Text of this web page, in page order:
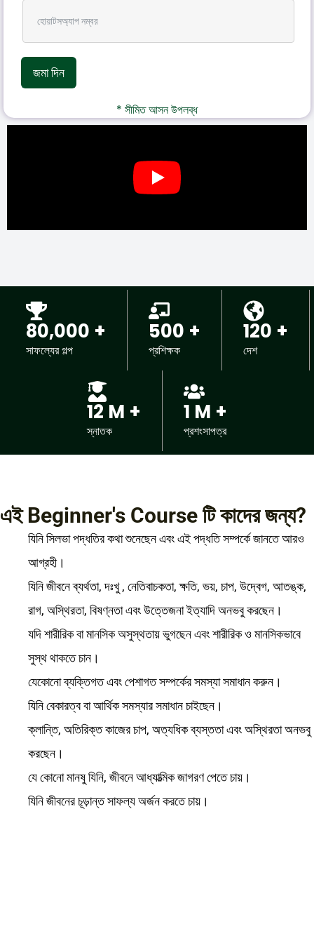
জমা দিন
* সীমিত আসন উপলব্ধ
80,000 +
সাফল্যের গল্প
500 +
প্রশিক্ষক
120 +
দেশ
12 M +
স্নাতক
1 M +
প্রশংসাপত্র
এই Beginner's Course টি কাদের জন্য?
যিনি সিলভা পদ্ধতির কথা শুনেছেন এবং এই পদ্ধতি সম্পর্কে জানতে আরও
আগ্রহী।
যিনি জীবনে ব্যর্থতা, দঃখু , নেতিবাচকতা, ক্ষতি, ভয়, চাপ, উদ্বেগ, আতঙ্ক,
রাগ, অস্থিরতা, বিষণ্নতা এবং উত্তেজনা ইত্যাদি অনভবু করছেন।
যদি শারীরিক বা মানসিক অসুস্থতায় ভুগছেন এবং শারীরিক ও মানসিকভাবে
সুস্থ থাকতে চান।
যেকোনো ব্যক্তিগত এবং পেশাগত সম্পর্কের সমস্যা সমাধান করুন।
যিনি বেকারত্ব বা আর্থিক সমস্যার সমাধান চাইছেন।
ক্লান্তি, অতিরিক্ত কাজের চাপ, অত্যধিক ব্যস্ততা এবং অস্থিরতা অনভবু
করছেন।
যে কোনো মানষু যিনি, জীবনে আধ্যাত্মিক জাগরণ পেতে চায়।
যিনি জীবনের চূড়ান্ত সাফল্য অর্জন করতে চায়।